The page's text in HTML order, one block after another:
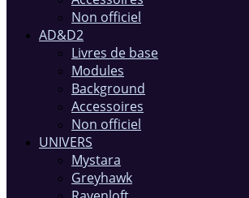
Non officiel
AD&D2
Livres de base
Modules
Background
Accessoires
Non officiel
UNIVERS
Mystara
Greyhawk